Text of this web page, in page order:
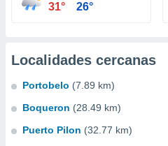
31° 26°
Localidades cercanas
Portobelo (7.89 km)
Boqueron (28.49 km)
Puerto Pilon (32.77 km)